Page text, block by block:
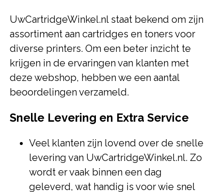
UwCartridgeWinkel.nl staat bekend om zijn
assortiment aan cartridges en toners voor
diverse printers. Om een beter inzicht te
krijgen in de ervaringen van klanten met
deze webshop, hebben we een aantal
beoordelingen verzameld.
Snelle Levering en Extra Service
Veel klanten zijn lovend over de snelle
levering van UwCartridgeWinkel.nl. Zo
wordt er vaak binnen een dag
geleverd, wat handig is voor wie snel